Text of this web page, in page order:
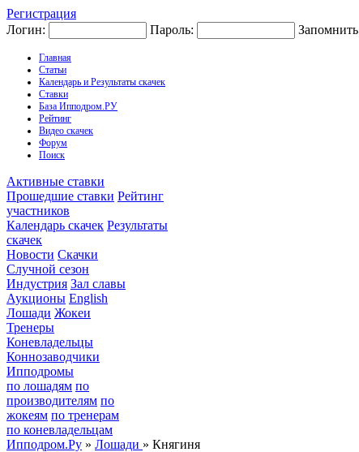
Регистрация
Логин:
Пароль: Запомнить
Главная
Статьи
Календарь и Результаты скачек
Ставки
База Ипподром.РУ
Рейтинг
Видео скачек
Форум
Поиск
Активные ставки
Прошедшие ставки Рейтинг
участников
Календарь скачек Результаты
скачек
Новости Скачки
Случной сезон
Индустрия Зал славы
Аукционы English
Лошади Жокеи
Тренеры
Коневладельцы
Коннозаводчики
Ипподромы
по лошадям по
производителям по
жокеям по тренерам
по коневладельцам
Ипподром.Ру » Лошади » Княгиня